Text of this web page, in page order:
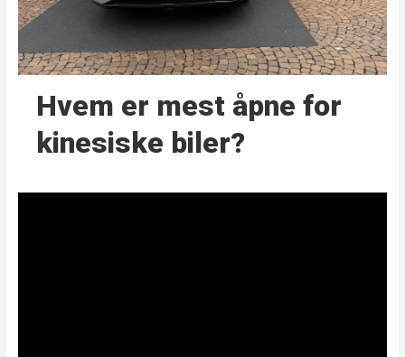
Hvem er mest åpne for
kinesiske biler?